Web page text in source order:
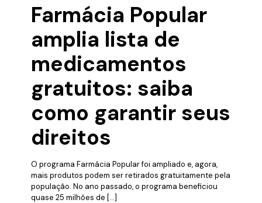
Farmácia Popular
amplia lista de
medicamentos
gratuitos: saiba
como garantir seus
direitos
O programa Farmácia Popular foi ampliado e, agora,
mais produtos podem ser retirados gratuitamente pela
população. No ano passado, o programa beneficiou
quase 25 milhões de […]